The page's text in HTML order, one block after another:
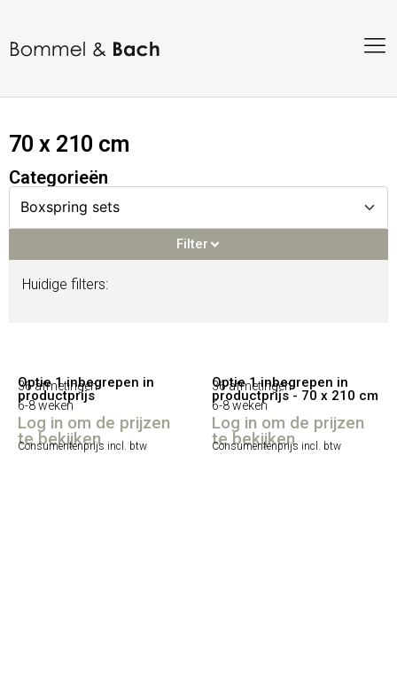
70 x 210 cm
Categorieën
Filter
Huidige filters:
Optie 1 inbegrepen in
productprijs
36 afmetingen
6-8 weken
Log in om de prijzen
te bekijken
Consumentenprijs incl. btw
Optie 1 inbegrepen in
productprijs - 70 x 210 cm
36 afmetingen
6-8 weken
Log in om de prijzen
te bekijken
Consumentenprijs incl. btw